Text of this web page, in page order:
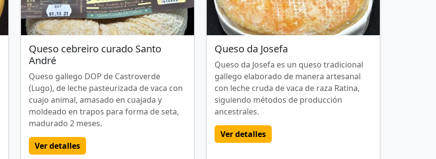
Queso cebreiro curado Santo
André
Queso gallego DOP de Castroverde
(Lugo), de leche pasteurizada de vaca con
cuajo animal, amasado en cuajada y
moldeado en trapos para forma de seta,
madurado 2 meses.
Ver detalles
Queso da Josefa
Queso da Josefa es un queso tradicional
gallego elaborado de manera artesanal
con leche cruda de vaca de raza Ratina,
siguiendo métodos de producción
ancestrales.
Ver detalles